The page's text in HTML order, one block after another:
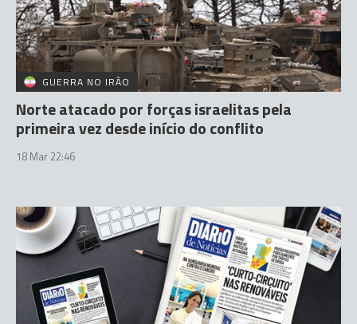
GUERRA NO IRÃO
Norte atacado por forças israelitas pela
primeira vez desde início do conflito
18 Mar 22:46